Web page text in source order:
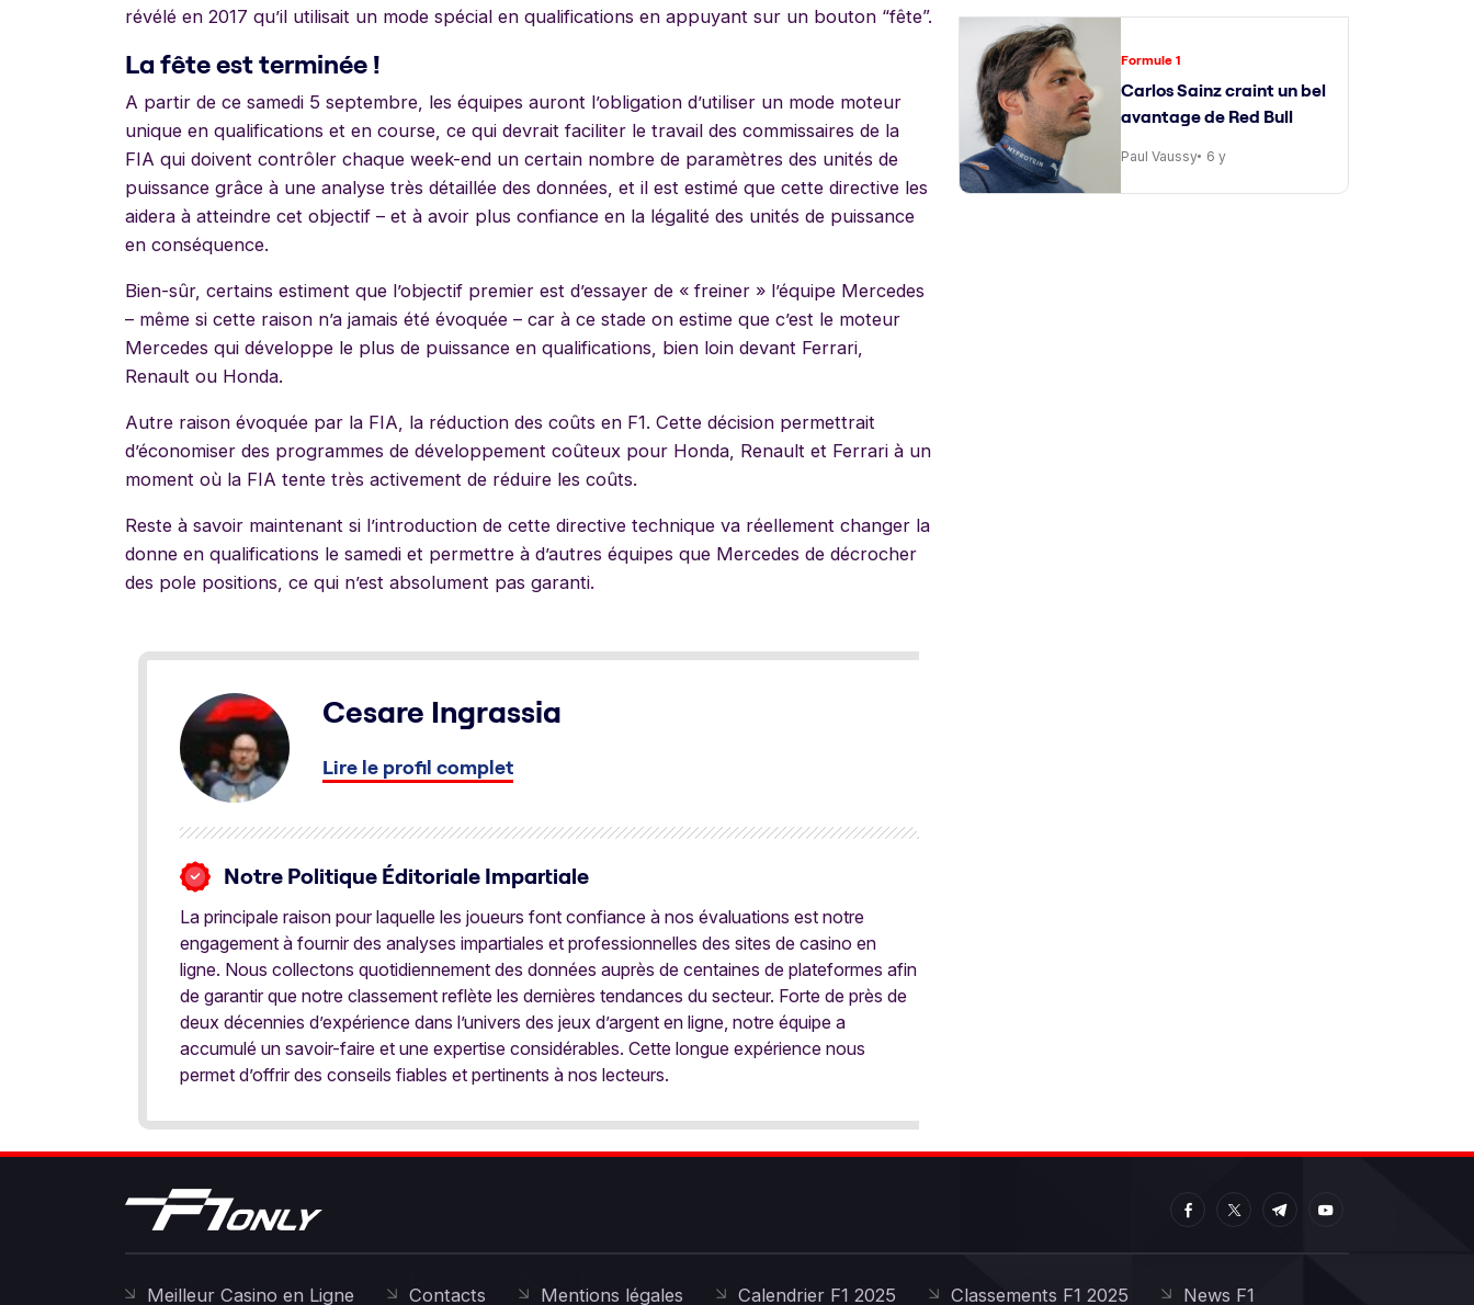
révélé en 2017 qu’il utilisait un mode spécial en qualifications en appuyant sur un bouton “fête”.
La fête est terminée !
A partir de ce samedi 5 septembre, les équipes auront l’obligation d’utiliser un mode moteur
unique en qualifications et en course, ce qui devrait faciliter le travail des commissaires de la
FIA qui doivent contrôler chaque week-end un certain nombre de paramètres des unités de
puissance grâce à une analyse très détaillée des données, et il est estimé que cette directive les
aidera à atteindre cet objectif – et à avoir plus confiance en la légalité des unités de puissance
en conséquence.
Bien-sûr, certains estiment que l’objectif premier est d’essayer de « freiner » l’équipe Mercedes
– même si cette raison n’a jamais été évoquée – car à ce stade on estime que c’est le moteur
Mercedes qui développe le plus de puissance en qualifications, bien loin devant Ferrari,
Renault ou Honda.
Autre raison évoquée par la FIA, la réduction des coûts en F1. Cette décision permettrait
d’économiser des programmes de développement coûteux pour Honda, Renault et Ferrari à un
moment où la FIA tente très activement de réduire les coûts.
Reste à savoir maintenant si l’introduction de cette directive technique va réellement changer la
donne en qualifications le samedi et permettre à d’autres équipes que Mercedes de décrocher
des pole positions, ce qui n’est absolument pas garanti.
Cesare Ingrassia
Lire le profil complet
Notre Politique Éditoriale Impartiale
La principale raison pour laquelle les joueurs font confiance à nos évaluations est notre
engagement à fournir des analyses impartiales et professionnelles des sites de casino en
ligne. Nous collectons quotidiennement des données auprès de centaines de plateformes afin
de garantir que notre classement reflète les dernières tendances du secteur. Forte de près de
deux décennies d’expérience dans l’univers des jeux d’argent en ligne, notre équipe a
accumulé un savoir-faire et une expertise considérables. Cette longue expérience nous
permet d’offrir des conseils fiables et pertinents à nos lecteurs.
Formule 1
Carlos Sainz craint un bel
avantage de Red Bull
Paul Vaussy 6 y
Meilleur Casino en Ligne Contacts Mentions légales Calendrier F1 2025 Classements F1 2025 News F1